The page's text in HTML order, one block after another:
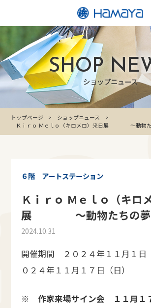
SHOP
ショップニュース
トップページ
ショップニュース
Ｋｉｒｏ Ｍｅｌｏ（キロメロ）来日展 ～動物た
６階 アートステーション
Ｋｉｒｏ Ｍｅｌｏ（キロ
展 ～動物たちの夢
2024.10.31
開催期間 ２０２４年１１月１
０２４年１１月１７日（日）
※ 作家来場サイン会 １１月１